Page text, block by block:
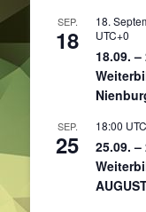
SEP.
18
18.
UTC+0
18.09.
SEP.
25
18:00
25.09.